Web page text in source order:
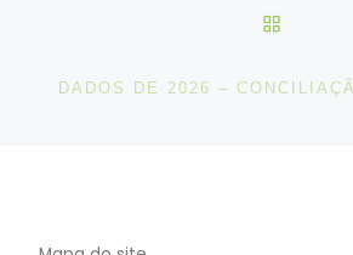
DADOS DE 2026 –